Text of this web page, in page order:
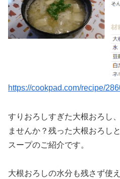
https://cookpad.com/recipe/
すりおろしすぎた大根おろし
ませんか？残った大根おろし
スープのご紹介です。
大根おろしの水分も残さず使